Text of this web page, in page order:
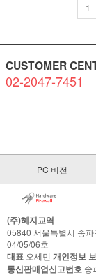
1
CUSTOMER
02-2047-7451
PC 버전
(주)혜지교역
05840 서울특별시 송
04/05/06호
대표 오세민 개인정보
통신판매업신고번호 송